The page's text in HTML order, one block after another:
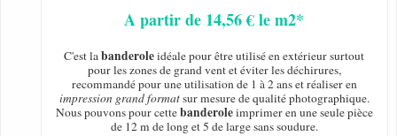
A partir de 14,56 € le m2*
C'est labanderoleidéale pour être utilisé en extérieur surtout
pour les zones de grand vent et éviter les déchirures,
recommandé pour une utilisation de 1 à 2 ans et réaliser en
impression grand formatsur mesure de qualité photographique.
Nous pouvons pour cettebanderoleimprimer en une seule pièce
de 12 m de long et 5 de large sans soudure.